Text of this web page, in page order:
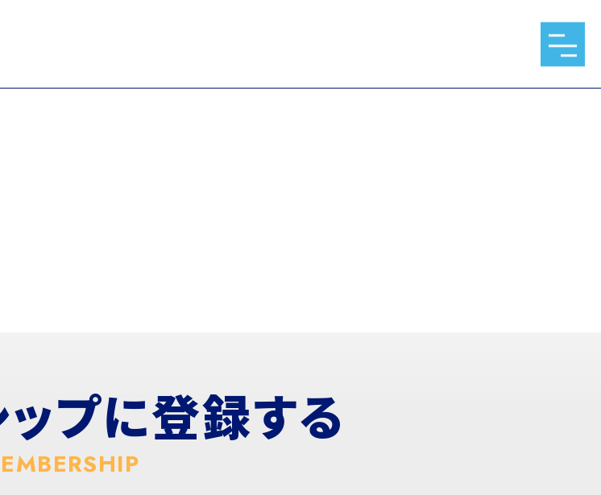
プに登録する